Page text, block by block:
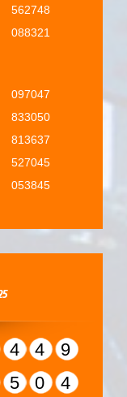
562748
088321
097047
833050
813637
527045
053845